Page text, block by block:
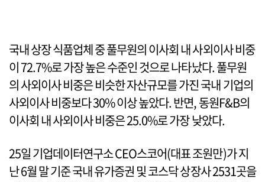
국내 상장 식품업체 중 풀무원의 이사회 내 사외이사 비중
이 72.7%로 가장 높은 수준인 것으로 나타났다. 풀무원
의 사외이사 비중은 비슷한 자산규모를 가진 국내 기업의
사외이사 비중보다 30% 이상 높았다. 반면, 동원F&B의
이사회 내 사외이사 비중은 25.0%로 가장 낮았다.
25일 기업데이터연구소 CEO스코어(대표 조원만)가 지
난 6월 말 기준 국내 유가증권 및 코스닥 상장사 2531곳을